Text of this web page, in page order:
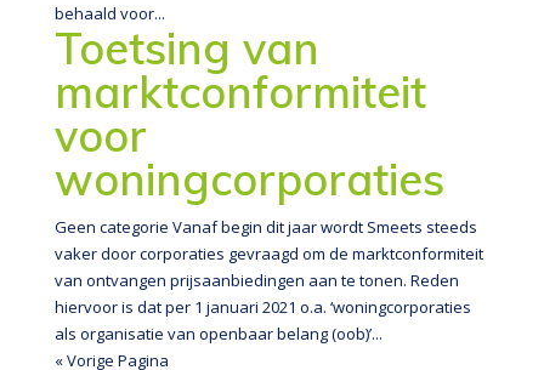
behaald voor...
Toetsing van
marktconformiteit
voor
woningcorporaties
Geen categorie Vanaf begin dit jaar wordt Smeets steeds
vaker door corporaties gevraagd om de marktconformiteit
van ontvangen prijsaanbiedingen aan te tonen. Reden
hiervoor is dat per 1 januari 2021 o.a. ‘woningcorporaties
als organisatie van openbaar belang (oob)’...
« Vorige Pagina